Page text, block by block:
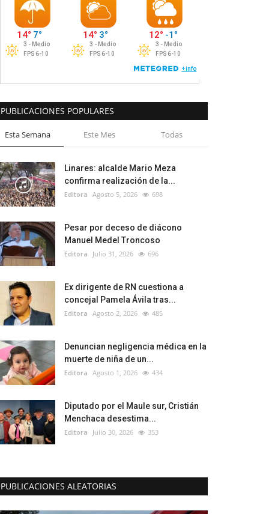
PUBLICACIONES POPULARES
Esta Semana Este Mes Todas
Linares: alcalde Mario Meza
confirma realización de la...
Editora Agosto 5, 2026 698
Pesar por deceso de diácono
Manuel Medel Troncoso
Editora Julio 31, 2026 696
Ex dirigente de RN cuestiona a
concejal Pamela Ávila tras...
Editora Agosto 2, 2026 485
Denuncian negligencia médica en la
muerte de niña de un...
Editora Agosto 1, 2026 434
Diputado por el Maule sur, Cristián
Menchaca desestima...
Editora Julio 30, 2026 353
PUBLICACIONES ALEATORIAS